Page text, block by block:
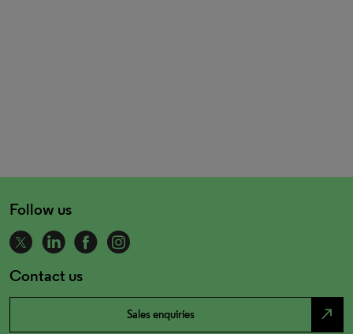
Follow us
Contact us
Sales enquiries north_east